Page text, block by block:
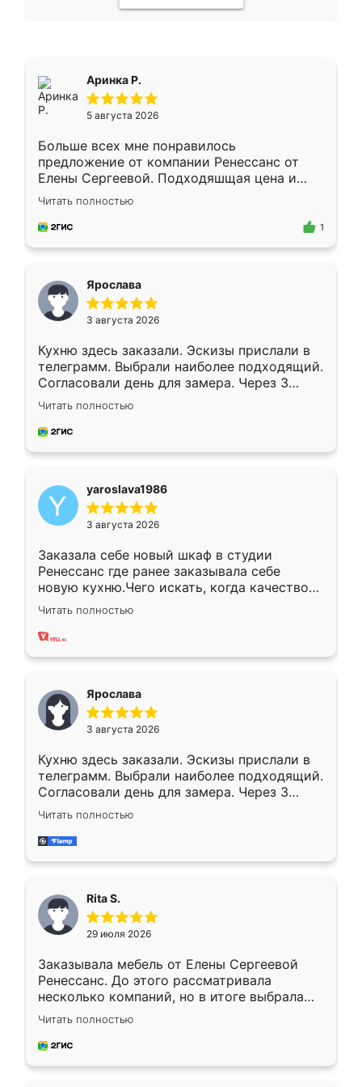
Аринка Р.
5 августа 2026
Больше всех мне понравилось
предложение от компании Ренессанс от
Елены Сергеевой. Подходяшщая цена и
короткие сроки изготовления. Приехавший
для замера сотрудник Владислав
предложил по моему эскизу самый
Читать полностью
1
Ярослава
3 августа 2026
Кухню здесь заказали. Эскизы прислали в
телеграмм. Выбрали наиболее подходящий.
Согласовали день для замера. Через 3
недели кухня была уже готова. Остались
довольны работой. Спасибо Ренессанс
мебель за качественную работу!
Читать полностью
yaroslava1986
3 августа 2026
Заказала себе новый шкаф в студии
Ренессанс где ранее заказывала себе
новую кухню.Чего искать, когда качеством
вполне довольна. Служит кухня уже почти
два года, нареканий нет.
Читать полностью
Ярослава
3 августа 2026
Кухню здесь заказали. Эскизы прислали в
телеграмм. Выбрали наиболее подходящий.
Согласовали день для замера. Через 3
недели кухня была уже готова. Остались
довольны работой. Спасибо Ренессанс
мебель за качественную работу!
Читать полностью
Rita S.
29 июля 2026
Заказывала мебель от Елены Сергеевой
Ренессанс. До этого рассматривала
несколько компаний, но в итоге выбрала
эту. Сначала обговорили условия, потом
приехал замерщик, всё спокойно объяснил
и снял размеры. Изготовили в срок, с
Читать полностью